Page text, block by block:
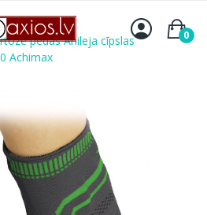
0
pēdas Ahileja cīpslas
Achimax